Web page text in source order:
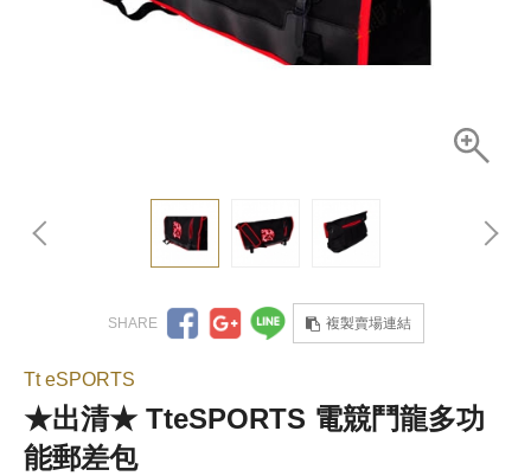
複製賣場連結
Tt eSPORTS
★出清★ TteSPORTS 電競鬥龍多功
能郵差包